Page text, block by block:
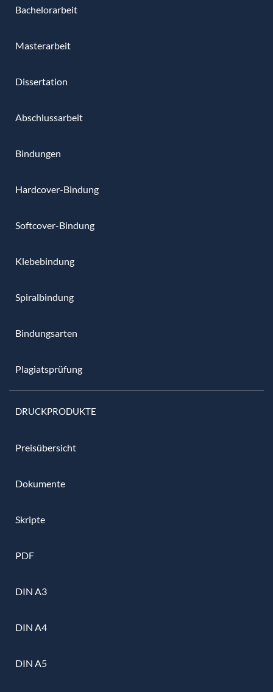
Bachelorarbeit
Masterarbeit
Dissertation
Abschlussarbeit
Bindungen
Hardcover-Bindung
Softcover-Bindung
Klebebindung
Spiralbindung
Bindungsarten
Plagiatsprüfung
DRUCKPRODUKTE
Preisübersicht
Dokumente
Skripte
PDF
DIN A3
DIN A4
DIN A5